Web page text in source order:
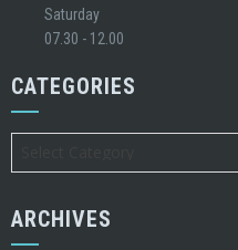
Saturday
07.30 - 12.00
CATEGORIES
ARCHIVES